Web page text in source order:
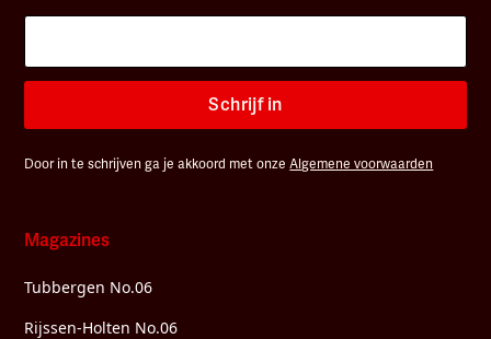
Schrijf in
Door in te schrijven ga je akkoord met onzeAlgemene voorwaarden
Magazines
Tubbergen No.06
Rijssen-Holten No.06